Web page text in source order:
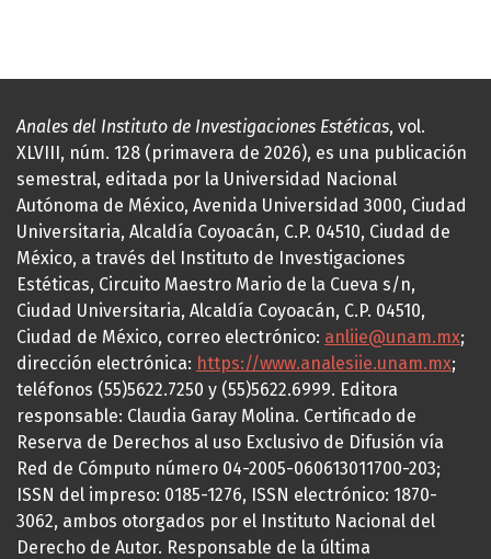
Anales del Instituto de Investigaciones Estéticas, vol.
XLVIII, núm. 128 (primavera de 2026), es una publicación
semestral, editada por la Universidad Nacional
Autónoma de México, Avenida Universidad 3000, Ciudad
Universitaria, Alcaldía Coyoacán, C.P. 04510, Ciudad de
México, a través del Instituto de Investigaciones
Estéticas, Circuito Maestro Mario de la Cueva s/n,
Ciudad Universitaria, Alcaldía Coyoacán, C.P. 04510,
Ciudad de México, correo electrónico: anliie@unam.mx;
dirección electrónica: https://www.analesiie.unam.mx;
teléfonos (55)5622.7250 y (55)5622.6999. Editora
responsable: Claudia Garay Molina. Certificado de
Reserva de Derechos al uso Exclusivo de Difusión vía
Red de Cómputo número 04-2005-060613011700-203;
ISSN del impreso: 0185-1276, ISSN electrónico: 1870-
3062, ambos otorgados por el Instituto Nacional del
Derecho de Autor. Responsable de la última